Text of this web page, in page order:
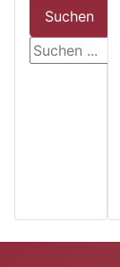
Suchen
suchen